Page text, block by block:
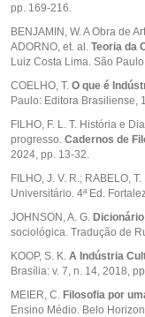
pp. 169-216.
BENJAMIN, W. A Obra de
ADORNO, et. al. Teoria da
Luiz Costa Lima. São
COELHO, T. O que é
Paulo: Editora Brasiliense,
FILHO, F. L. T. História e
progresso. Cadernos de
2024, pp. 13-32.
FILHO, J. V. R.; RABELO, T.
Universitário. 4ª Ed.
JOHNSON, A. G.
sociológica. Tradução de
KOOP, S. K. A Indústria
Brasília: v. 7, n. 14, 2018,
MEIER, C. Filosofia por
Ensino Médio. Belo